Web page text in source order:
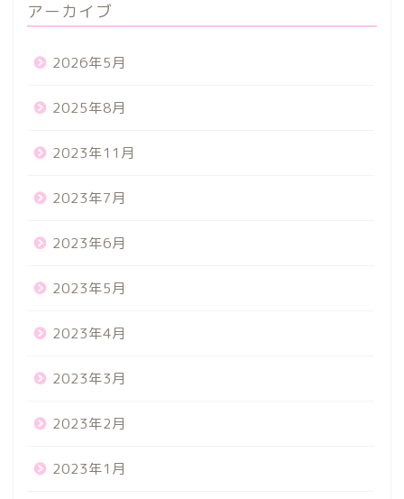
アーカイブ
2026年5月
2025年8月
2023年11月
2023年7月
2023年6月
2023年5月
2023年4月
2023年3月
2023年2月
2023年1月